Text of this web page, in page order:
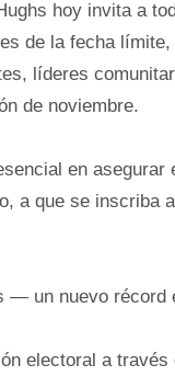
hoy invita a
de la fecha límite,
líderes
de noviembre.
en
a que se
— un nuevo récord
electoral a